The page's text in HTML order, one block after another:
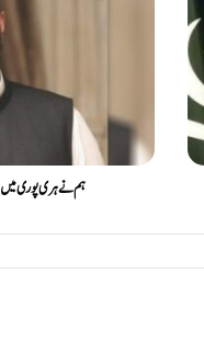
ہم نے ہری پوری میں 25 ہزار ووٹ کی لیڈ لی ،تیمور سلیم جھگڑا